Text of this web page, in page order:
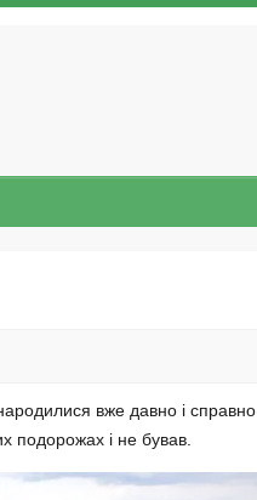
вже давно і справно
подорожах і не бував.